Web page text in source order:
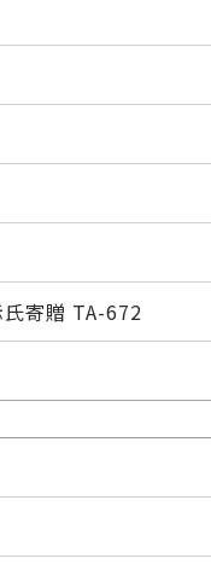
寄贈 TA-672